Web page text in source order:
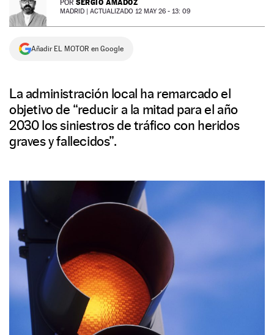
NEWSLETTER
SÍGUENOS
POR SERGIO AMADOZ
MADRID | ACTUALIZADO 12 MAY 26 - 13: 09
Añadir EL MOTOR en Google
La administración local ha remarcado el
objetivo de “reducir a la mitad para el año
2030 los siniestros de tráfico con heridos
graves y fallecidos”.